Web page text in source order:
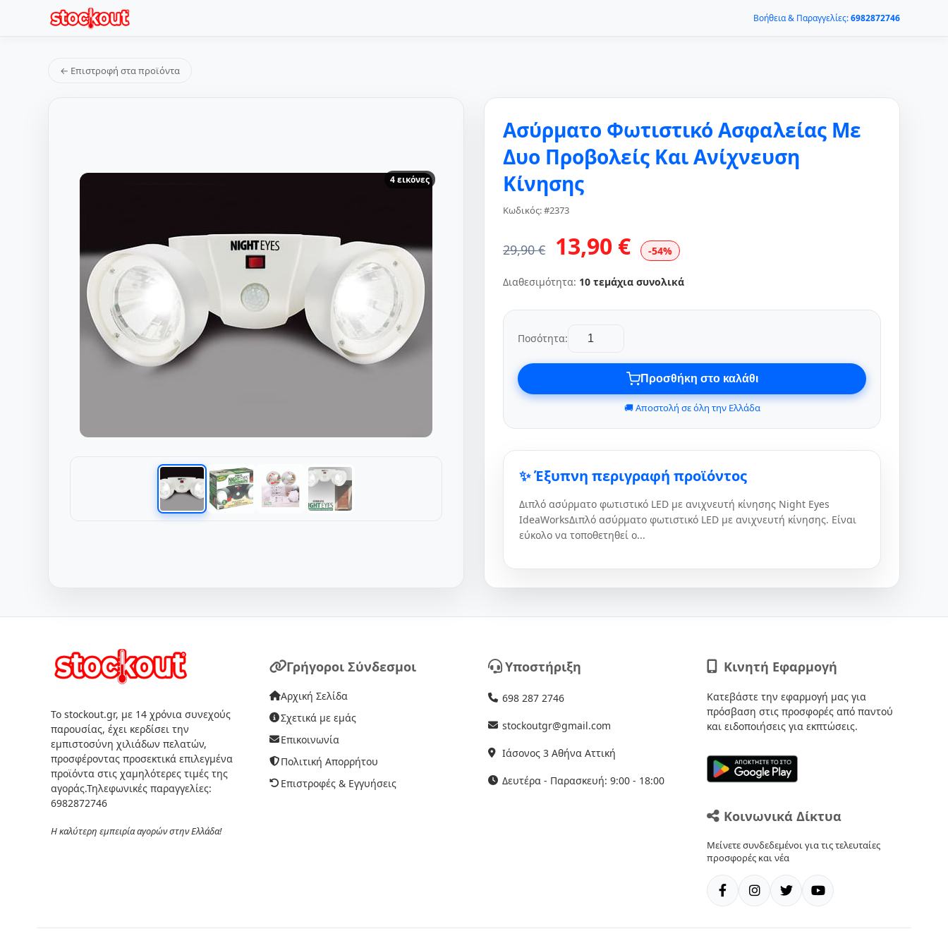
Βοήθεια & Παραγγελίες:6982872746
← Επιστροφή στα προϊόντα
4 εικόνες
Ασύρματο Φωτιστικό Ασφαλείας Με
Δυο Προβολείς Και Ανίχνευση
Κίνησης
Κωδικός: #2373
29,90 € 13,90 € -54%
Διαθεσιμότητα: 10 τεμάχια συνολικά
Ποσότητα:
Προσθήκη στο καλάθι
🚚 Αποστολή σε όλη την Ελλάδα
✨ Έξυπνη περιγραφή προϊόντος
Διπλό ασύρματο φωτιστικό LED με ανιχνευτή κίνησης Night Eyes
IdeaWorksΔιπλό ασύρματο φωτιστικό LED με ανιχνευτή κίνησης. Είναι
εύκολο να τοποθετηθεί ο...
Το stockout.gr, με 14 χρόνια συνεχούς
παρουσίας, έχει κερδίσει την
εμπιστοσύνη χιλιάδων πελατών,
προσφέροντας προσεκτικά επιλεγμένα
προϊόντα στις χαμηλότερες τιμές της
αγοράς.Τηλεφωνικές παραγγελίες:
6982872746
Η καλύτερη εμπειρία αγορών στην Ελλάδα!
Γρήγοροι Σύνδεσμοι
Αρχική Σελίδα
Σχετικά με εμάς
Επικοινωνία
Πολιτική Απορρήτου
Επιστροφές & Εγγυήσεις
Υποστήριξη
698 287 2746
stockoutgr@gmail.com
Ιάσονος 3 Αθήνα Αττική
Δευτέρα - Παρασκευή: 9:00 - 18:00
Κινητή Εφαρμογή
Κατεβάστε την εφαρμογή μας για
πρόσβαση στις προσφορές από παντού
και ειδοποιήσεις για εκπτώσεις.
Κοινωνικά Δίκτυα
Μείνετε συνδεδεμένοι για τις τελευταίες
προσφορές και νέα